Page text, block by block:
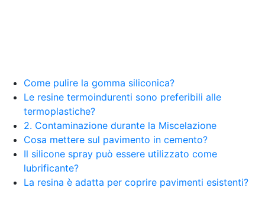
Come pulire la gomma siliconica?
Le resine termoindurenti sono preferibili alle
termoplastiche?
2. Contaminazione durante la Miscelazione
Cosa mettere sul pavimento in cemento?
Il silicone spray può essere utilizzato come
lubrificante?
La resina è adatta per coprire pavimenti esistenti?